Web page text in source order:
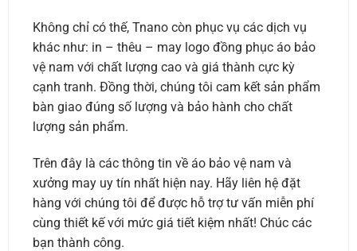
Không chỉ có thế, Tnano còn phục vụ các dịch vụ
khác như: in – thêu – may logo đồng phục áo bảo
vệ nam với chất lượng cao và giá thành cực kỳ
cạnh tranh. Đồng thời, chúng tôi cam kết sản phẩm
bàn giao đúng số lượng và bảo hành cho chất
lượng sản phẩm.
Trên đây là các thông tin về áo bảo vệ nam và
xưởng may uy tín nhất hiện nay. Hãy liên hệ đặt
hàng với chúng tôi để được hỗ trợ tư vấn miễn phí
cùng thiết kế với mức giá tiết kiệm nhất! Chúc các
bạn thành công.